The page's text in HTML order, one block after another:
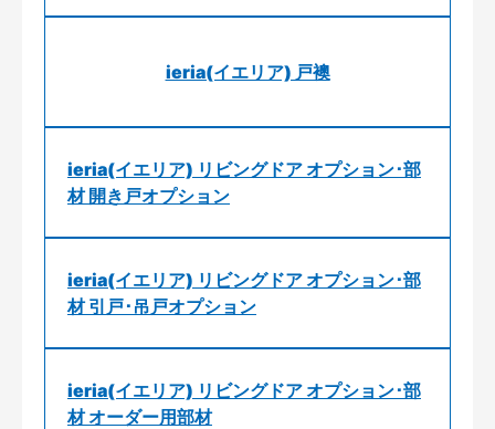
ieria(イエリア) 戸襖
ieria(イエリア) リビングドア オプション･部
材 開き戸オプション
ieria(イエリア) リビングドア オプション･部
材 引戸･吊戸オプション
ieria(イエリア) リビングドア オプション･部
材 オーダー用部材